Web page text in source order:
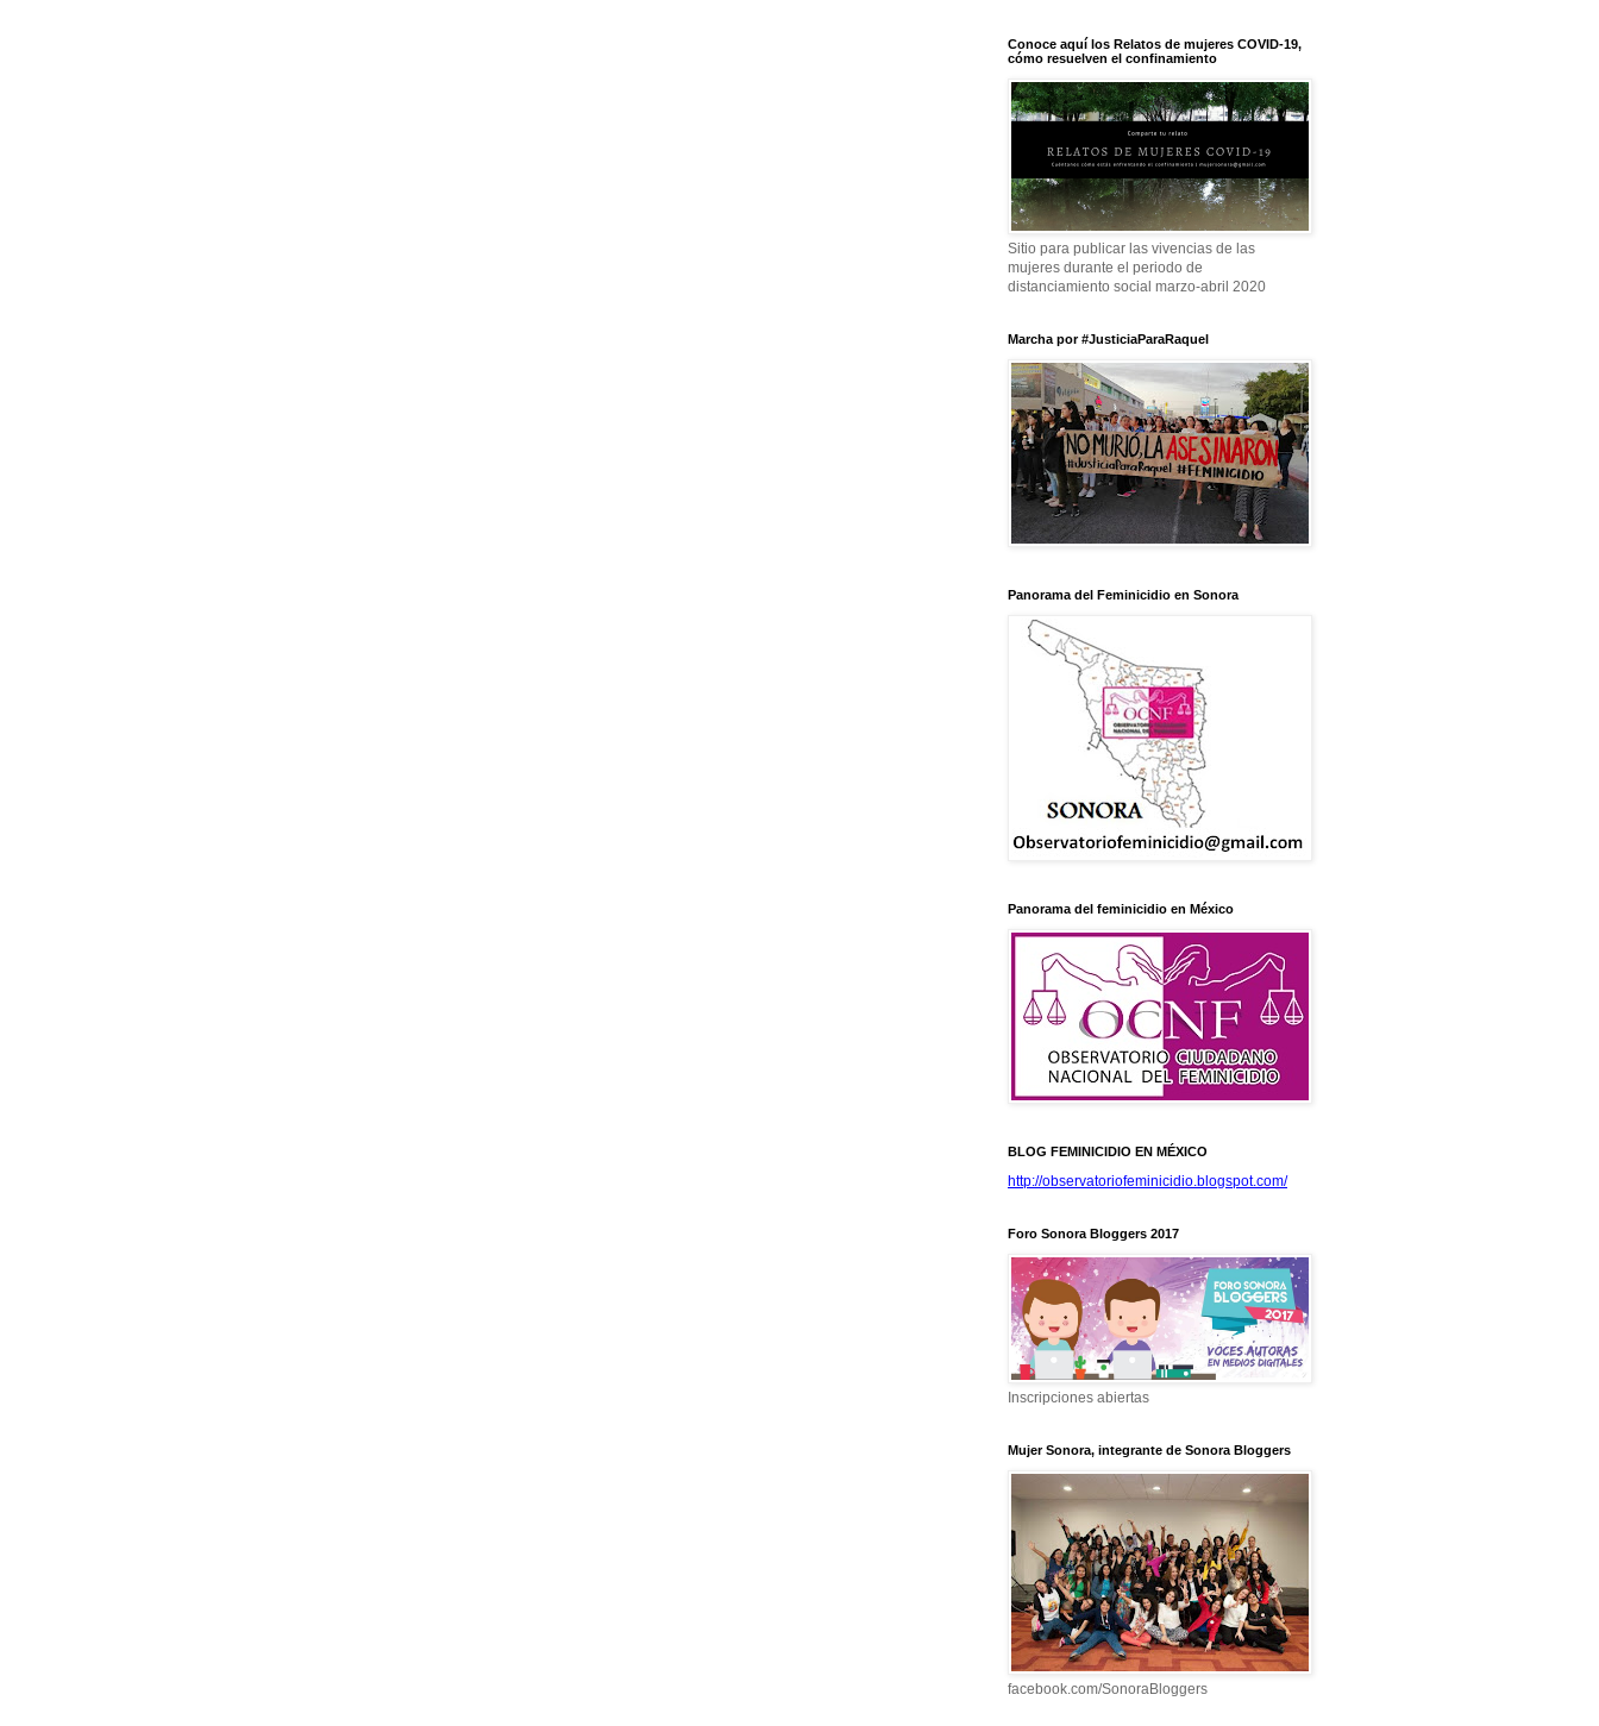
Conoce aquí los Relatos de mujeres COVID-19,
cómo resuelven el confinamiento
Sitio para publicar las vivencias de las
mujeres durante el periodo de
distanciamiento social marzo-abril 2020
Marcha por #JusticiaParaRaquel
Panorama del Feminicidio en Sonora
Panorama del feminicidio en México
BLOG FEMINICIDIO EN MÉXICO
http://observatoriofeminicidio.blogspot.com/
Foro Sonora Bloggers 2017
Inscripciones abiertas
Mujer Sonora, integrante de Sonora Bloggers
facebook.com/SonoraBloggers